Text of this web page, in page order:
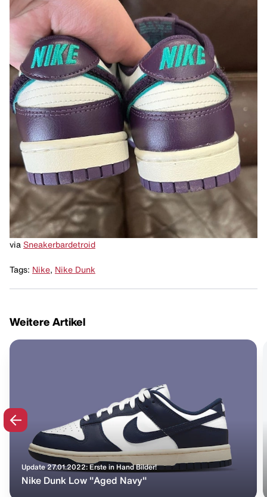
via Sneakerbardetroid
Tags: Nike, Nike Dunk
Weitere Artikel
Update 27.01.2022: Erste in Hand Bilder!
Nike Dunk Low "Aged Navy"